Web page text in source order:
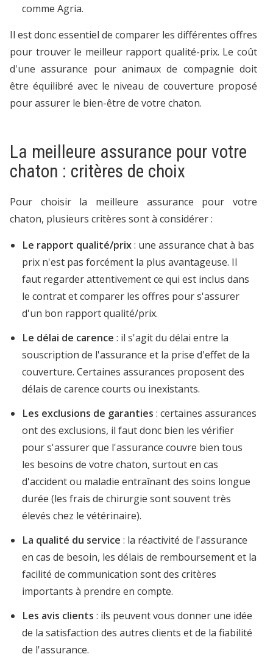
comme Agria.
Il est donc essentiel de comparer les différentes offres
pour trouver le meilleur rapport qualité-prix. Le coût
d'une assurance pour animaux de compagnie doit
être équilibré avec le niveau de couverture proposé
pour assurer le bien-être de votre chaton.
La meilleure assurance pour votre
chaton : critères de choix
Pour choisir la meilleure assurance pour votre
chaton, plusieurs critères sont à considérer :
Le rapport qualité/prix: une assurance chat à bas
prix n'est pas forcément la plus avantageuse. Il
faut regarder attentivement ce qui est inclus dans
le contrat et comparer les offres pour s'assurer
d'un bon rapport qualité/prix.
Le délai de carence : il s'agit du délai entre la
souscription de l'assurance et la prise d'effet de la
couverture. Certaines assurances proposent des
délais de carence courts ou inexistants.
Les exclusions de garanties : certaines assurances
ont des exclusions, il faut donc bien les vérifier
pour s'assurer que l'assurance couvre bien tous
les besoins de votre chaton, surtout en cas
d'accident ou maladie entraînant des soins longue
durée (les frais de chirurgie sont souvent très
élevés chez le vétérinaire).
La qualité du service : la réactivité de l'assurance
en cas de besoin, les délais de remboursement et la
facilité de communication sont des critères
importants à prendre en compte.
Les avis clients : ils peuvent vous donner une idée
de la satisfaction des autres clients et de la fiabilité
de l'assurance.